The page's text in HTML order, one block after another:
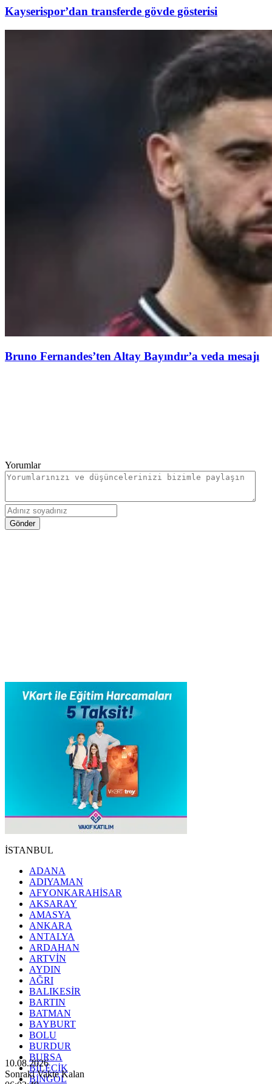
Kayserispor’dan transferde gövde gösterisi
Bruno Fernandes’ten Altay Bayındır’a veda mesajı
Yorumlar
Gönder
İSTANBUL
ADANA
ADIYAMAN
AFYONKARAHİSAR
AKSARAY
AMASYA
ANKARA
ANTALYA
ARDAHAN
ARTVİN
AYDIN
AĞRI
BALIKESİR
BARTIN
BATMAN
BAYBURT
BOLU
BURDUR
BURSA
BİLECİK
BİNGÖL
10.08.2026
Sonraki Vakte Kalan